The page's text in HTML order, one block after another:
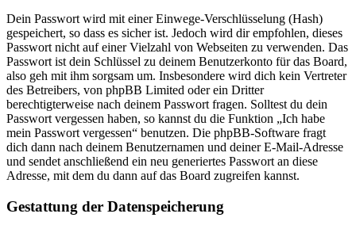
Dein Passwort wird mit einer Einwege-Verschlüsselung (Hash)
gespeichert, so dass es sicher ist. Jedoch wird dir empfohlen, dieses
Passwort nicht auf einer Vielzahl von Webseiten zu verwenden. Das
Passwort ist dein Schlüssel zu deinem Benutzerkonto für das Board,
also geh mit ihm sorgsam um. Insbesondere wird dich kein Vertreter
des Betreibers, von phpBB Limited oder ein Dritter
berechtigterweise nach deinem Passwort fragen. Solltest du dein
Passwort vergessen haben, so kannst du die Funktion „Ich habe
mein Passwort vergessen“ benutzen. Die phpBB-Software fragt
dich dann nach deinem Benutzernamen und deiner E-Mail-Adresse
und sendet anschließend ein neu generiertes Passwort an diese
Adresse, mit dem du dann auf das Board zugreifen kannst.
Gestattung der Datenspeicherung